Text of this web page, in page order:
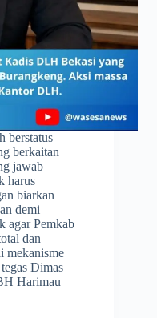
berstatus
berkaitan
jawab
harus
biarkan
demi
agar Pemkab
dan
mekanisme
Dimas
Harimau